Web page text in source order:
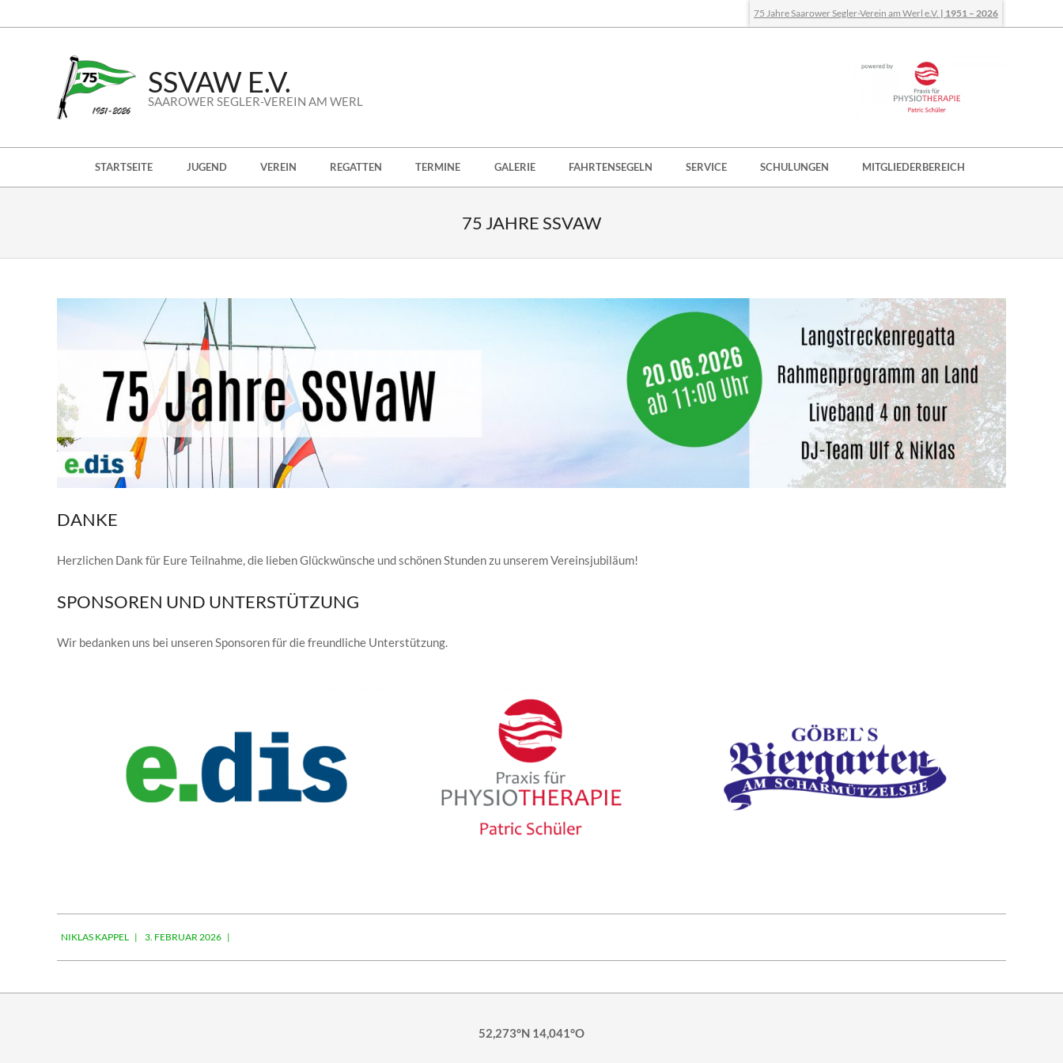
to
75 Jahre Saarower Segler-Verein am Werl e.V. | 1951 – 2026
SSVAW E.V.
SAAROWER SEGLER-VEREIN AM WERL
STARTSEITE JUGEND VEREIN REGATTEN TERMINE GALERIE FAHRTENSEGELN SERVICE SCHULUNGEN MITGLIEDERBEREICH
75 JAHRE SSVAW
DANKE
Herzlichen Dank für Eure Teilnahme, die lieben Glückwünsche und schönen Stunden zu unserem Vereinsjubiläum!
SPONSOREN UND UNTERSTÜTZUNG
Wir bedanken uns bei unseren Sponsoren für die freundliche Unterstützung.
02-
03
NIKLAS KAPPEL 3. FEBRUAR 2026
52,273°N 14,041°O